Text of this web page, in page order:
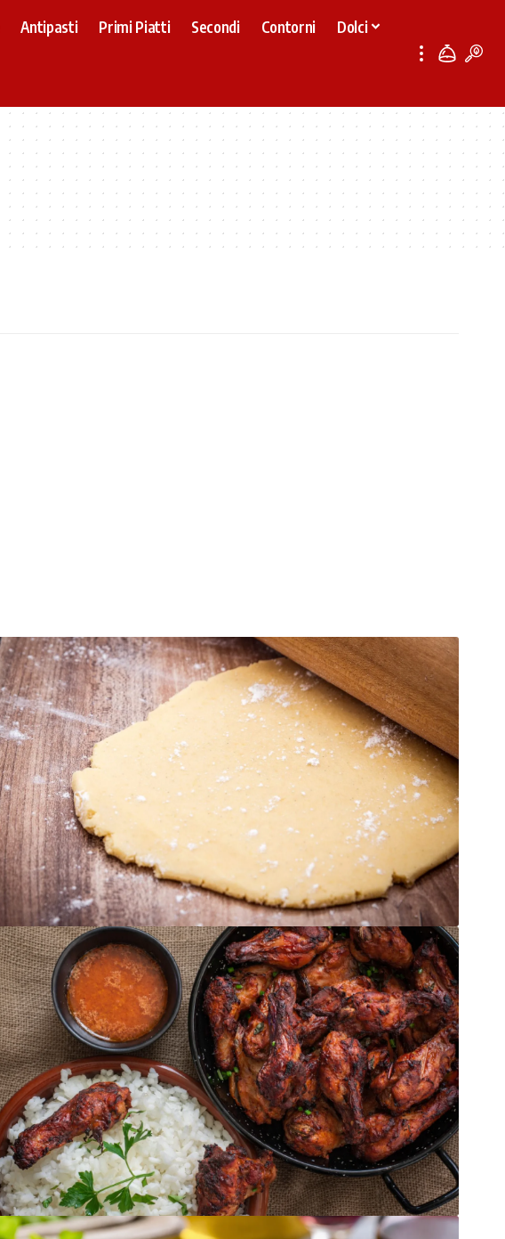
Antipasti Primi Piatti Secondi Contorni Dolci